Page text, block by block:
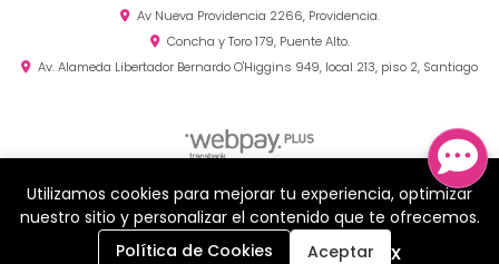
Av Nueva Providencia 2266, Providencia.
Concha y Toro 179, Puente Alto.
Av. Alameda Libertador Bernardo O'Higgins 949, local 213, piso 2, Santiago
MAJO SECRET © 2026¿Te gusta mi tienda? Yo vendo conBsale
0
Utilizamos cookies para mejorar tu experiencia, optimizar
nuestro sitio y personalizar el contenido que te ofrecemos.
Política de Cookies
Aceptar x